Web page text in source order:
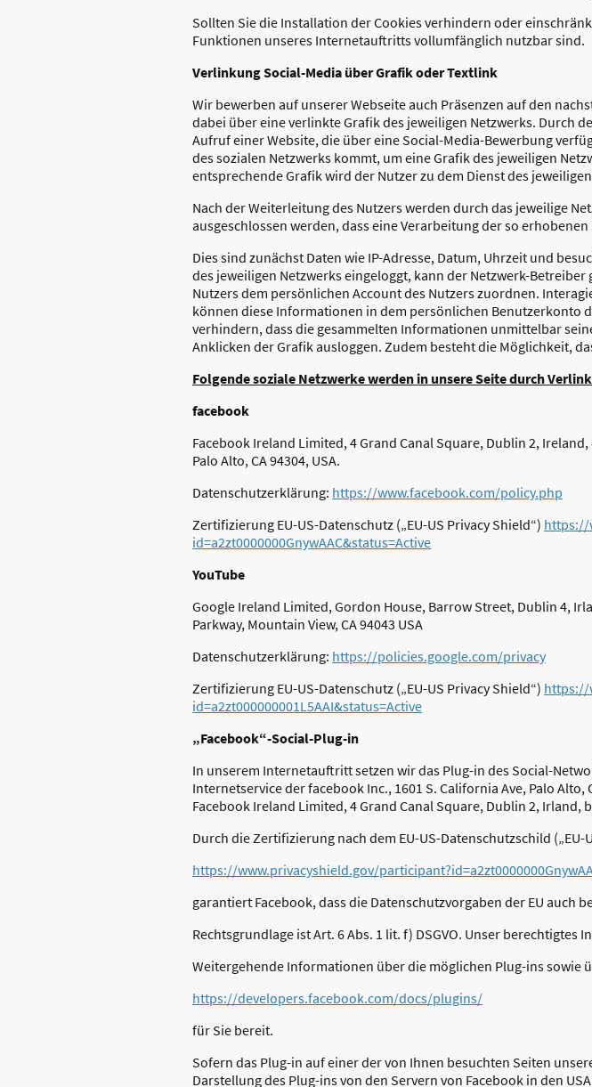
Sollten Sie die Installation der Cookies verhindern oder
Funktionen unseres Internetauftritts vollumfänglich nutzbar sind.
Verlinkung Social-Media über Grafik oder Textlink
Wir bewerben auf unserer Webseite auch Präsenzen auf den
dabei über eine verlinkte Grafik des jeweiligen Netzwerks. Durch
Aufruf einer Website, die über eine Social-Media-Bewerbung
des sozialen Netzwerks kommt, um eine Grafik des jeweiligen
entsprechende Grafik wird der Nutzer zu dem Dienst des
Nach der Weiterleitung des Nutzers werden durch das jeweilige
ausgeschlossen werden, dass eine Verarbeitung der so
Dies sind zunächst Daten wie IP-Adresse, Datum, Uhrzeit und
des jeweiligen Netzwerks eingeloggt, kann der Netzwerk-
Nutzers dem persönlichen Account des Nutzers zuordnen.
können diese Informationen in dem persönlichen Benutzerkonto
verhindern, dass die gesammelten Informationen unmittelbar
Anklicken der Grafik ausloggen. Zudem besteht die Möglichkeit,
Folgende soziale Netzwerke werden in unsere Seite durch
facebook
Facebook Ireland Limited, 4 Grand Canal Square, Dublin 2,
Palo Alto, CA 94304, USA.
Datenschutzerklärung: https://www.facebook.com/policy.php
Zertifizierung EU-US-Datenschutz („EU-US Privacy Shield“) https://
id=a2zt0000000GnywAAC&status=Active
YouTube
Google Ireland Limited, Gordon House, Barrow Street, Dublin 4,
Parkway, Mountain View, CA 94043 USA
Datenschutzerklärung: https://policies.google.com/privacy
Zertifizierung EU-US-Datenschutz („EU-US Privacy Shield“) https://
id=a2zt000000001L5AAI&status=Active
„Facebook“-Social-Plug-in
In unserem Internetauftritt setzen wir das Plug-in des Social-
Internetservice der facebook Inc., 1601 S. California Ave, Palo
Facebook Ireland Limited, 4 Grand Canal Square, Dublin 2,
Durch die Zertifizierung nach dem EU-US-Datenschutzschild („EU-
https://www.privacyshield.gov/
garantiert Facebook, dass die Datenschutzvorgaben der EU auch
Rechtsgrundlage ist Art. 6 Abs. 1 lit. f) DSGVO. Unser
Weitergehende Informationen über die möglichen Plug-ins sowie
https://developers.facebook.com/docs/plugins/
für Sie bereit.
Sofern das Plug-in auf einer der von Ihnen besuchten Seiten
Darstellung des Plug-ins von den Servern von Facebook in den